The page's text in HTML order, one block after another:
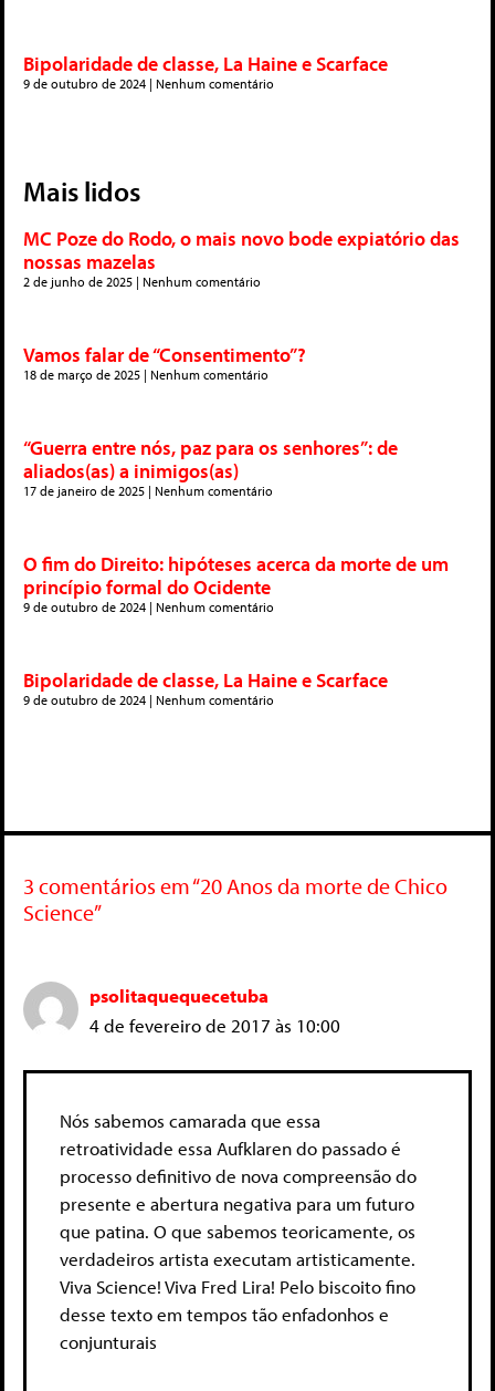
Bipolaridade de classe, La Haine e Scarface
9 de outubro de 2024 Nenhum comentário
Mais lidos
MC Poze do Rodo, o mais novo bode expiatório das
nossas mazelas
2 de junho de 2025 Nenhum comentário
Vamos falar de “Consentimento”?
18 de março de 2025 Nenhum comentário
“Guerra entre nós, paz para os senhores”: de
aliados(as) a inimigos(as)
17 de janeiro de 2025 Nenhum comentário
O fim do Direito: hipóteses acerca da morte de um
princípio formal do Ocidente
9 de outubro de 2024 Nenhum comentário
Bipolaridade de classe, La Haine e Scarface
9 de outubro de 2024 Nenhum comentário
3 comentários em “20 Anos da morte de Chico
Science”
psolitaquequecetuba
4 de fevereiro de 2017 às 10:00
Nós sabemos camarada que essa
retroatividade essa Aufklaren do passado é
processo definitivo de nova compreensão do
presente e abertura negativa para um futuro
que patina. O que sabemos teoricamente, os
verdadeiros artista executam artisticamente.
Viva Science! Viva Fred Lira! Pelo biscoito fino
desse texto em tempos tão enfadonhos e
conjunturais